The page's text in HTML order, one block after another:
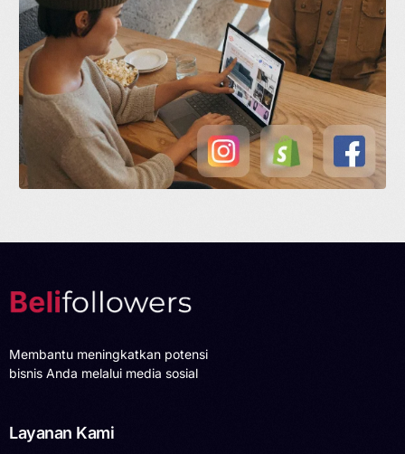
Membantu meningkatkan potensi
bisnis Anda melalui media sosial
Layanan Kami